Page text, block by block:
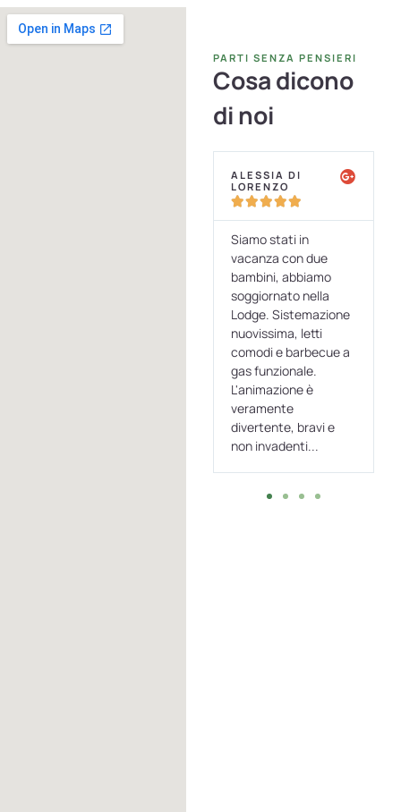
PARTI SENZA PENSIERI
Cosa dicono
di noi
ELISABETTA
DETTORI

Appena trascorsi 5
giorni in quest'oasi di
paradiso immerso in
una pineta immensa.
Alloggiato in un
bowngalow in legno
attrezzato di tutti i
confort e con una
veranda composta da
una panza con
sedute...